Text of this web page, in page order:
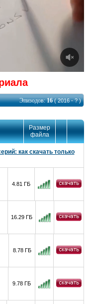
Эпизодов:16( 2016 - ? )
Размер
файла
как скачать только
4.81 ГБ
16.29 ГБ
8.78 ГБ
9.78 ГБ